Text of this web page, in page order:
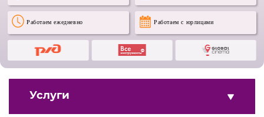
Работаем ежедневно Работаем с юрлицами
Услуги